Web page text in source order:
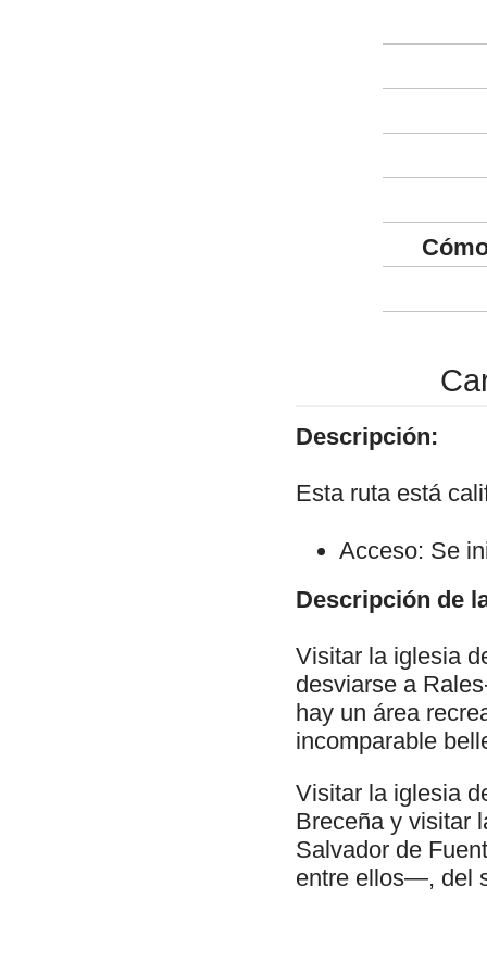
Descripción:
Esta ruta está
Acceso: Se
Descripción de
Visitar la iglesia
desviarse a
hay un área
incomparable
Visitar la iglesia
Breceña y visitar
Salvador de
entre ellos—, del